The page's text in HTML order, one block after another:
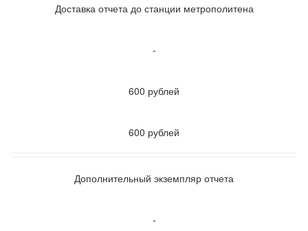
Доставка отчета до станции метрополитена
-
600 рублей
600 рублей
Дополнительный экземпляр отчета
-